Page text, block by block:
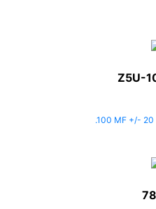
Z5U-
.100 MF +/- 20